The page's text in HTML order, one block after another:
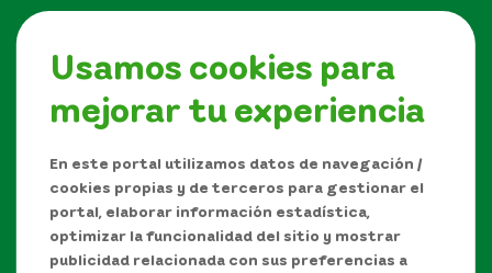
Usamos cookies para
mejorar tu experiencia
En este portal utilizamos datos de navegación /
cookies propias y de terceros para gestionar el
portal, elaborar información estadística,
optimizar la funcionalidad del sitio y mostrar
publicidad relacionada con sus preferencias a
Síguenos en